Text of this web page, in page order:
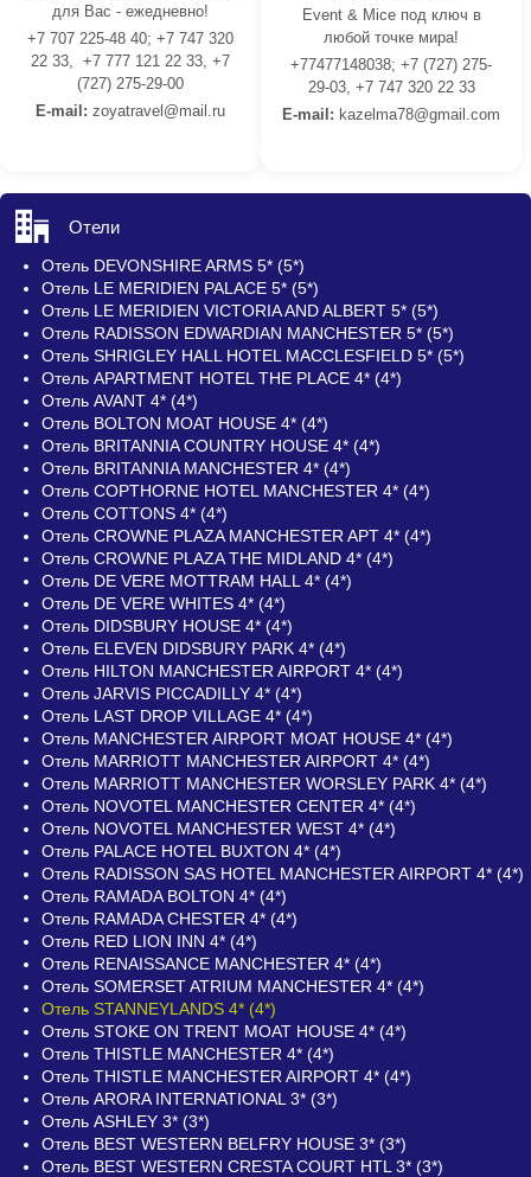
для Вас - ежедневно!
+7 707 225-48 40; +7 747 320
22 33, +7 777 121 22 33, +7
(727) 275-29-00
E-mail: zoyatravel@mail.ru
Event & Mice под ключ в
любой точке мира!
+77477148038; +7 (727) 275-
29-03, +7 747 320 22 33
E-mail: kazelma78@gmail.com
Отели
Отель DEVONSHIRE ARMS 5* (5*)
Отель LE MERIDIEN PALACE 5* (5*)
Отель LE MERIDIEN VICTORIA AND ALBERT 5* (5*)
Отель RADISSON EDWARDIAN MANCHESTER 5* (5*)
Отель SHRIGLEY HALL HOTEL MACCLESFIELD 5* (5*)
Отель APARTMENT HOTEL THE PLACE 4* (4*)
Отель AVANT 4* (4*)
Отель BOLTON MOAT HOUSE 4* (4*)
Отель BRITANNIA COUNTRY HOUSE 4* (4*)
Отель BRITANNIA MANCHESTER 4* (4*)
Отель COPTHORNE HOTEL MANCHESTER 4* (4*)
Отель COTTONS 4* (4*)
Отель CROWNE PLAZA MANCHESTER APT 4* (4*)
Отель CROWNE PLAZA THE MIDLAND 4* (4*)
Отель DE VERE MOTTRAM HALL 4* (4*)
Отель DE VERE WHITES 4* (4*)
Отель DIDSBURY HOUSE 4* (4*)
Отель ELEVEN DIDSBURY PARK 4* (4*)
Отель HILTON MANCHESTER AIRPORT 4* (4*)
Отель JARVIS PICCADILLY 4* (4*)
Отель LAST DROP VILLAGE 4* (4*)
Отель MANCHESTER AIRPORT MOAT HOUSE 4* (4*)
Отель MARRIOTT MANCHESTER AIRPORT 4* (4*)
Отель MARRIOTT MANCHESTER WORSLEY PARK 4* (4*)
Отель NOVOTEL MANCHESTER CENTER 4* (4*)
Отель NOVOTEL MANCHESTER WEST 4* (4*)
Отель PALACE HOTEL BUXTON 4* (4*)
Отель RADISSON SAS HOTEL MANCHESTER AIRPORT 4* (4*)
Отель RAMADA BOLTON 4* (4*)
Отель RAMADA CHESTER 4* (4*)
Отель RED LION INN 4* (4*)
Отель RENAISSANCE MANCHESTER 4* (4*)
Отель SOMERSET ATRIUM MANCHESTER 4* (4*)
Отель STANNEYLANDS 4* (4*)
Отель STOKE ON TRENT MOAT HOUSE 4* (4*)
Отель THISTLE MANCHESTER 4* (4*)
Отель THISTLE MANCHESTER AIRPORT 4* (4*)
Отель ARORA INTERNATIONAL 3* (3*)
Отель ASHLEY 3* (3*)
Отель BEST WESTERN BELFRY HOUSE 3* (3*)
Отель BEST WESTERN CRESTA COURT HTL 3* (3*)